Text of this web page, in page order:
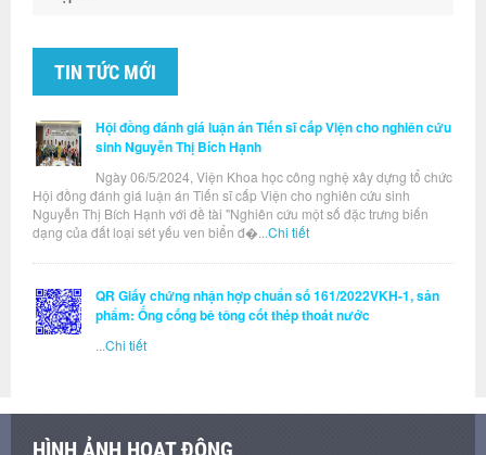
TIN TỨC MỚI
Hội đồng đánh giá luận án Tiến sĩ cấp Viện cho nghiên cứu
sinh Nguyễn Thị Bích Hạnh
Ngày 06/5/2024, Viện Khoa học công nghệ xây dựng tổ chức
Hội đồng đánh giá luận án Tiến sĩ cấp Viện cho nghiên cứu sinh
Nguyễn Thị Bích Hạnh với đề tài "Nghiên cứu một số đặc trưng biến
dạng của đất loại sét yếu ven biển đ�... Chi tiết
QR Giấy chứng nhận hợp chuẩn số 161/2022VKH-1, sản
phẩm: Ống cống bê tông cốt thép thoát nước
Chi tiết
HÌNH ẢNH HOẠT ĐỘNG